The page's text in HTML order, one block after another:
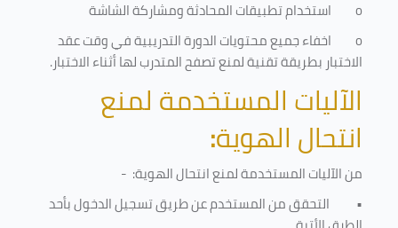
o
استخدام تطبيقات المحادثة ومشاركة الشاشة
o
اخفاء جميع محتويات الدورة التدريبية في وقت عقد
الاختبار بطريقة تقنية لمنع تصفح المتدرب لها أثناء الاختبار.
الآليات المستخدمة لمنع
انتحال الهوية:
من الآليات المستخدمة لمنعانتحال الهوية: -
• التحقق من المستخدم عن طريق تسجيل الدخول بأحد